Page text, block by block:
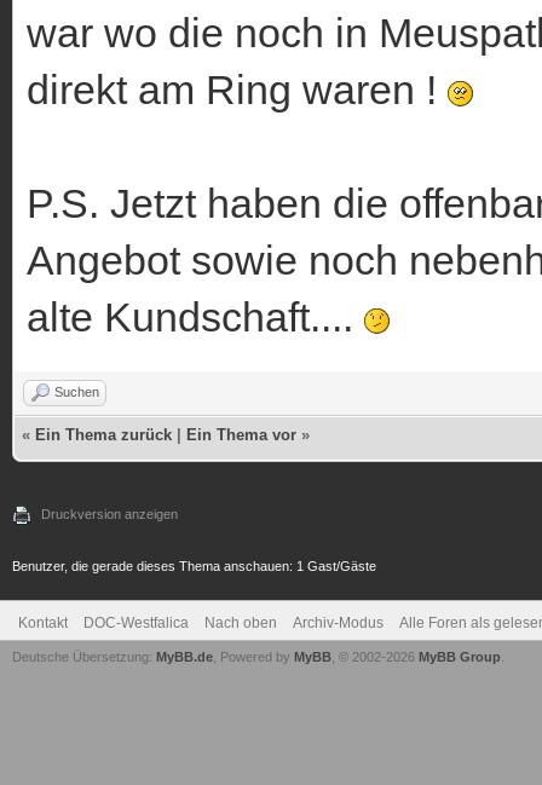
war wo die noch in
direkt am Ring waren !
P.S. Jetzt haben die
Angebot sowie noch
alte Kundschaft....
Suchen
« Ein Thema zurück Ein Thema vor »
Druckversion anzeigen
Benutzer, die gerade dieses Thema anschauen: 1 Gast/Gäste
Kontakt DOC-Westfalica Nach oben Archiv-Modus Alle Foren als
Deutsche Übersetzung: MyBB.de , Powered by MyBB , © 2002-2026 MyBB Group